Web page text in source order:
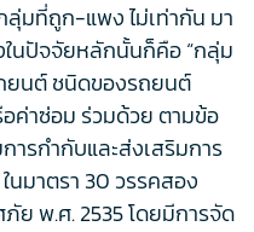
มที่ถูก-แพง ไม่เท่ากัน มา
นปัจจัยหลักนั้นก็คือ “กลุ่ม
ยนต์ ชนิดของรถยนต์
ค่าซ่อม ร่วมด้วย ตามข้อ
รกำกับและส่งเสริมการ
มาตรา 30 วรรคสอง
พ.ศ. 2535 โดยมีการจัด